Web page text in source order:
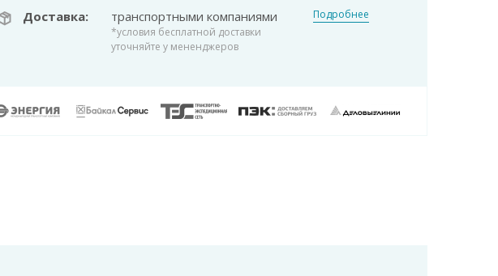
Доставка: транспортными компаниями
*условия бесплатной доставки
уточняйте у мененджеров
Подробнее